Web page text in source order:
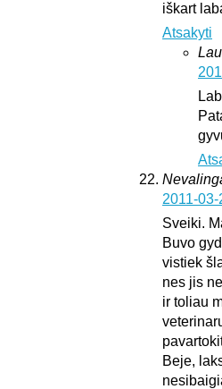
iškart
Atsakyti
2011-
Sveiki.
Buvo
vistiek
nes jis
ir toliau
Beje,